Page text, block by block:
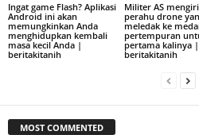
Ingat game Flash? Aplikasi
Android ini akan
memungkinkan Anda
menghidupkan kembali
masa kecil Anda |
beritakitanih
Militer AS
perahu drone
meledak ke
pertempuran
pertama kalinya |
beritakitanih
MOST COMMENTED